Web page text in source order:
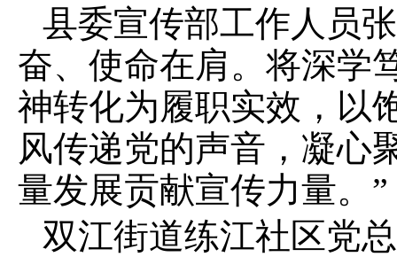
县委宣传部工作人员
奋、使命在肩。将深学
神转化为履职实效，以
风传递党的声音，凝心
量发展贡献宣传力量。”
双江街道练江社区党